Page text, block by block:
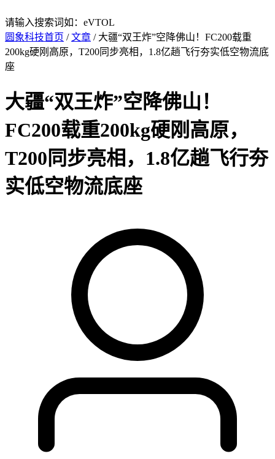
请输入搜索词如：eVTOL
圆象科技首页 /文章 / 大疆“双王炸”空降佛山！FC200载重
200kg硬刚高原，T200同步亮相，1.8亿趟飞行夯实低空物流底
座
大疆“双王炸”空降佛山！
FC200载重200kg硬刚高原，
T200同步亮相，1.8亿趟飞行夯
实低空物流底座